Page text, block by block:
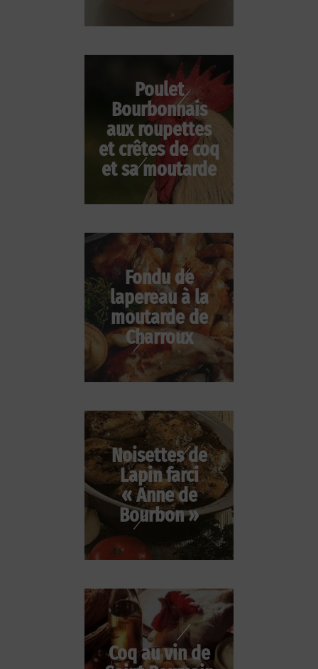
Poulet
Bourbonnais
aux roupettes
et crêtes de coq
et sa moutarde
Fondu de
lapereau à la
moutarde de
Charroux
Noisettes de
Lapin farci
« Anne de
Bourbon »
Coq au vin de